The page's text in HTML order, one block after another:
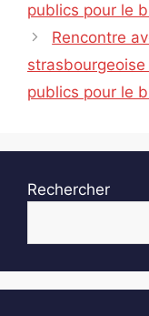
publics pour le
Rencontre
publics pour le
Rechercher